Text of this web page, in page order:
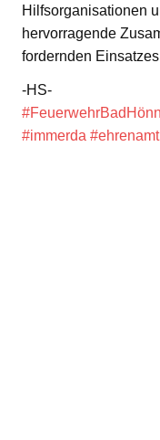
Hilfsorganisationen
hervorragende
fordernden
-HS-
#immerda #ehrenamt